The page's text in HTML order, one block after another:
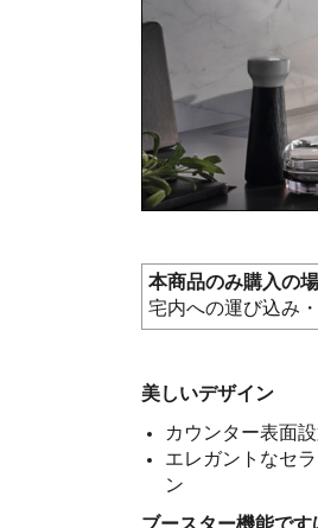
本商品のみ購入の場
宅内への運び込み
美しいデザイン
カウンター表面
エレガントなセ
ン